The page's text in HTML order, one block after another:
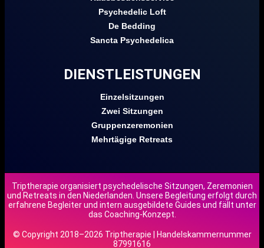
Psychedelic Loft
De Bedding
Sancta Psychedelica
DIENSTLEISTUNGEN
Einzelsitzungen
Zwei Sitzungen
Gruppenzeremonien
Mehrtägige Retreats
Triptherapie organisiert psychedelische Sitzungen, Zeremonien
und Retreats in den Niederlanden. Unsere Begleitung erfolgt durch
erfahrene Begleiter und intern ausgebildete Guides und fällt unter
das Coaching-Konzept.
© Copyright 2018–2026 Triptherapie | Handelskammernummer
87991616